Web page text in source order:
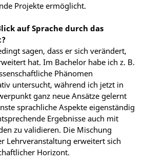
Projekte ermöglicht.
auf Sprache durch das
sagen, dass er sich verändert,
hat. Im Bachelor habe ich z. B.
Phänomen
untersucht, während ich jetzt in
ganz neue Ansätze gelernt
sprachliche Aspekte eigenständig
Ergebnisse auch mit
zu validieren. Die Mischung
Lehrveranstaltung erweitert sich
Horizont.